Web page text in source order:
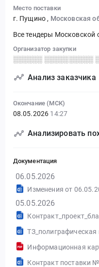
Место поставки
г. Пущино , Московская
Все тендеры Московской
Организатор закупки
░░░░░░ ░░░░░░░░░░
Анализ заказчика
Окончание (МСК)
08.05.2026 14:27
Анализировать
Документация
06.05.2026
05.05.2026
Контракт поставки